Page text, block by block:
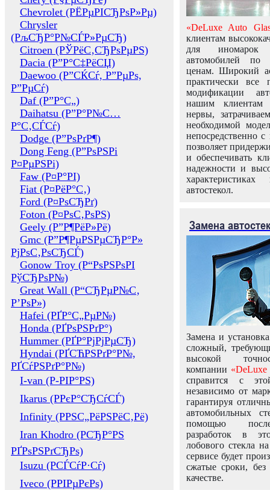
Chevrolet (РЁРµРІСЂРѕР»Рµ)
Chrysler
(РљСЂР°Р№СЃР»РµСЂ)
Citroen (РЎРёС‚СЂРѕРµРЅ)
Dacia (Р”Р°С‡РёСЏ)
Daewoo (Р”СЌСѓ, Р”РµРѕ,
Р”РµСѓ)
Daf (Р”Р°С„)
Daihatsu (Р”Р°Р№С…
Р°С‚СЃСѓ)
Dodge (Р”РѕРґР¶)
Dong Feng (Р”РѕРЅРі
Р¤РµРЅРі)
Faw (Р¤Р°РІ)
Fiat (Р¤РёР°С‚)
Ford (Р¤РѕСЂРґ)
Foton (Р¤РѕС‚РѕРЅ)
Geely (Р”Р¶РёР»Рё)
Gmc (Р”Р¶РµРЅРµСЂР°Р»
РјРѕС‚РѕСЂСЃ)
Gonow Troy (Р“РѕРЅРѕРІ
РўСЂРѕР№)
Great Wall (Р“СЂРµР№С‚
Р’РѕР»)
Hafei (РҐР°С„РµР№)
Honda (РҐРѕРЅРґР°)
Hummer (РҐР°РјРјРµСЂ)
Hyndai (РҐСЋРЅРґР°Р№,
РҐСѓРЅРґР°Р№)
I-van (Р-РІР°РЅ)
Ikarus (РРєР°СЂСѓСЃ)
Infinity (РРЅС„РёРЅРёС‚Рё)
Iran Khodro (РСЂР°РЅ
РҐРѕРЅРґСЂРѕ)
Isuzu (РСЃСѓР·Сѓ)
Iveco (РРІРµРєРѕ)
«DeLuxe Auto
клиентам
для иномарок
автомобилей
ценам. Широкий
практически все
модификации
нашим клиентам
нервы,
необходимой
непосредственно
позволяет
и обеспечивать
надежности и
автостекол.
Замена
Замена и
сложный,
высокой
компании «DeLuxe
справится с
независимо от
гарантируя
автомобильных
помощью
разработок в
лобового стекла
сервисе будет
сжатые сроки,
качестве.